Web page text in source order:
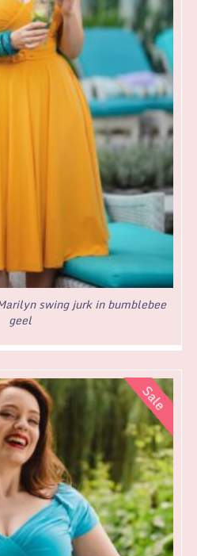
swing jurk in bumblebee
geel